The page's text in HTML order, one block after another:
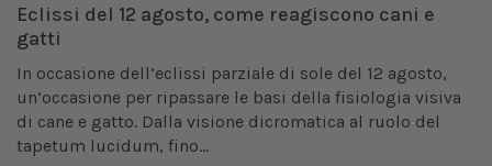
Eclissi del 12 agosto, come reagiscono cani e
gatti
In occasione dell’eclissi parziale di sole del 12 agosto,
un’occasione per ripassare le basi della fisiologia visiva
di cane e gatto. Dalla visione dicromatica al ruolo del
tapetum lucidum, fino...